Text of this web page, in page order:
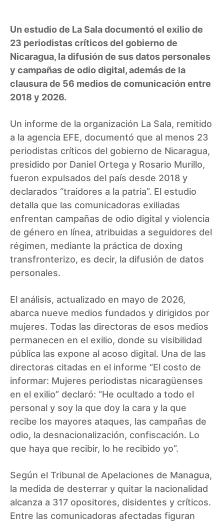
Un estudio de La Sala documentó el exilio de
23 periodistas críticos del gobierno de
Nicaragua, la difusión de sus datos personales
y campañas de odio digital, además de la
clausura de 56 medios de comunicación entre
2018 y 2026.
Un informe de la organización La Sala, remitido
a la agencia EFE, documentó que al menos 23
periodistas críticos del gobierno de Nicaragua,
presidido por Daniel Ortega y Rosario Murillo,
fueron expulsados del país desde 2018 y
declarados “traidores a la patria”. El estudio
detalla que las comunicadoras exiliadas
enfrentan campañas de odio digital y violencia
de género en línea, atribuidas a seguidores del
régimen, mediante la práctica de doxing
transfronterizo, es decir, la difusión de datos
personales.
El análisis, actualizado en mayo de 2026,
abarca nueve medios fundados y dirigidos por
mujeres. Todas las directoras de esos medios
permanecen en el exilio, donde su visibilidad
pública las expone al acoso digital. Una de las
directoras citadas en el informe “El costo de
informar: Mujeres periodistas nicaragüenses
en el exilio” declaró: “He ocultado a todo el
personal y soy la que doy la cara y la que
recibe los mayores ataques, las campañas de
odio, la desnacionalización, confiscación. Lo
que haya que recibir, lo he recibido yo”.
Según el Tribunal de Apelaciones de Managua,
la medida de desterrar y quitar la nacionalidad
alcanza a 317 opositores, disidentes y críticos.
Entre las comunicadoras afectadas figuran